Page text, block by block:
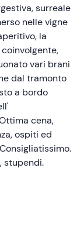
surreale
nelle vigne
la
vari brani
dal tramonto
a bordo
cena,
ospiti ed
stupendi.